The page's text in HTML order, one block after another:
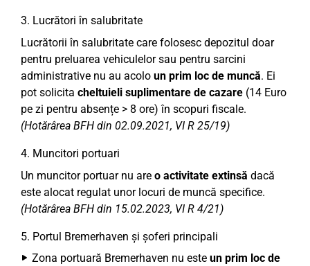
3. Lucrători în salubritate
Lucrătorii în salubritate care folosesc depozitul doar
pentru preluarea vehiculelor sau pentru sarcini
administrative nu au acolo un prim loc de muncă. Ei
pot solicita cheltuieli suplimentare de cazare (14 Euro
pe zi pentru absențe > 8 ore) în scopuri fiscale.
(Hotărârea BFH din 02.09.2021, VI R 25/19)
4. Muncitori portuari
Un muncitor portuar nu are o activitate extinsă dacă
este alocat regulat unor locuri de muncă specifice.
(Hotărârea BFH din 15.02.2023, VI R 4/21)
5. Portul Bremerhaven și șoferi principali
Zona portuară Bremerhaven nu este un prim loc de